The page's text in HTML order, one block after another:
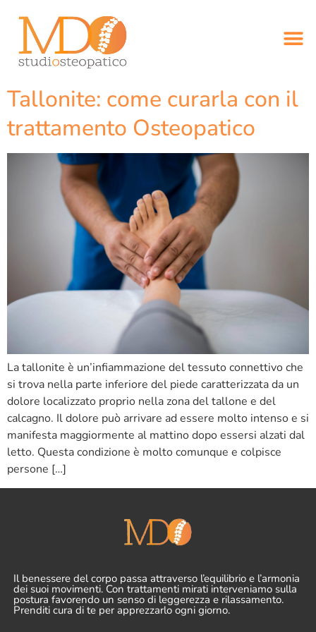
Tallonite: come curarla con il
trattamento Osteopatico
La tallonite è un’infiammazione del tessuto connettivo che
si trova nella parte inferiore del piede caratterizzata da un
dolore localizzato proprio nella zona del tallone e del
calcagno. Il dolore può arrivare ad essere molto intenso e si
manifesta maggiormente al mattino dopo essersi alzati dal
letto. Questa condizione è molto comunque e colpisce
persone […]
Il benessere del corpo passa attraverso l’equilibrio e l’armonia
dei suoi movimenti. Con trattamenti mirati interveniamo sulla
postura favorendo un senso di leggerezza e rilassamento.
Prenditi cura di te per apprezzarlo ogni giorno.